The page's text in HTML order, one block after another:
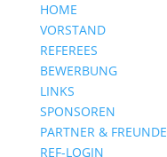
HOME
VORSTAND
REFEREES
BEWERBUNG
LINKS
SPONSOREN
PARTNER & FREUNDE
REF-LOGIN